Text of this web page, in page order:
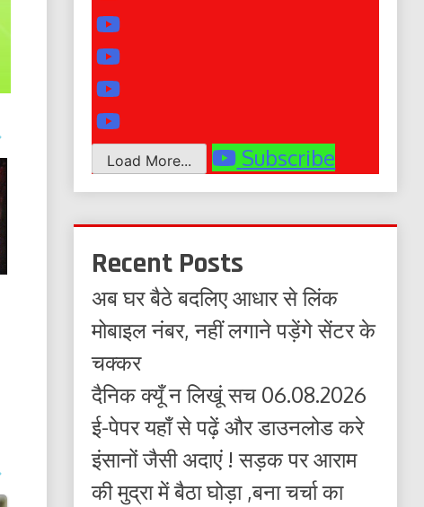
Load More... Subscribe
Recent Posts
अब घर बैठे बदलिए आधार से लिंक
मोबाइल नंबर, नहीं लगाने पड़ेंगे सेंटर के
चक्कर
दैनिक क्यूँ न लिखूं सच 06.08.2026
ई-पेपर यहाँ से पढ़ें और डाउनलोड करे
इंसानों जैसी अदाएं ! सड़क पर आराम
की मुद्रा में बैठा घोड़ा ,बना चर्चा का